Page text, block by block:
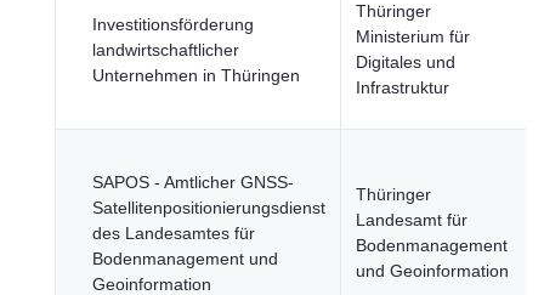
Investitionsförderung
landwirtschaftlicher
Unternehmen in Thüringen
Thüringer
Ministerium für
Digitales und
Infrastruktur
SAPOS - Amtlicher GNSS-
Satellitenpositionierungsdienst
des Landesamtes für
Bodenmanagement und
Geoinformation
Thüringer
Landesamt für
Bodenmanagement
und Geoinformation